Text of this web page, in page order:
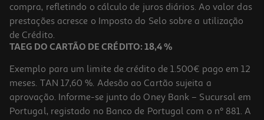
9.96 €/Kg
2,29 €
compra, refletindo o cálculo de juros diários. Ao valor das
prestações acresce o Imposto do Selo sobre a utilização
de Crédito.
TAEG DO CARTÃO DE CRÉDITO: 18,4 %
Exemplo para um limite de crédito de 1.500€ pago em 12
meses. TAN 17,60 %. Adesão ao Cartão sujeita a
aprovação. Informe-se junto do Oney Bank – Sucursal em
Portugal, registado no Banco de Portugal com o nº 881. A